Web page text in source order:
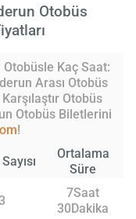
Otobüs
Kaç Saat:
Arası Otobüs
Otobüs
Otobüs Biletlerini
!
Ortalama
Süre
7Saat
30Dakika